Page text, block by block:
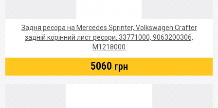
Задня ресора на Mercedes Sprinter, Volkswagen Crafter
задній корінний лист ресори. 33771000, 9063200306,
M1218000
5060 грн